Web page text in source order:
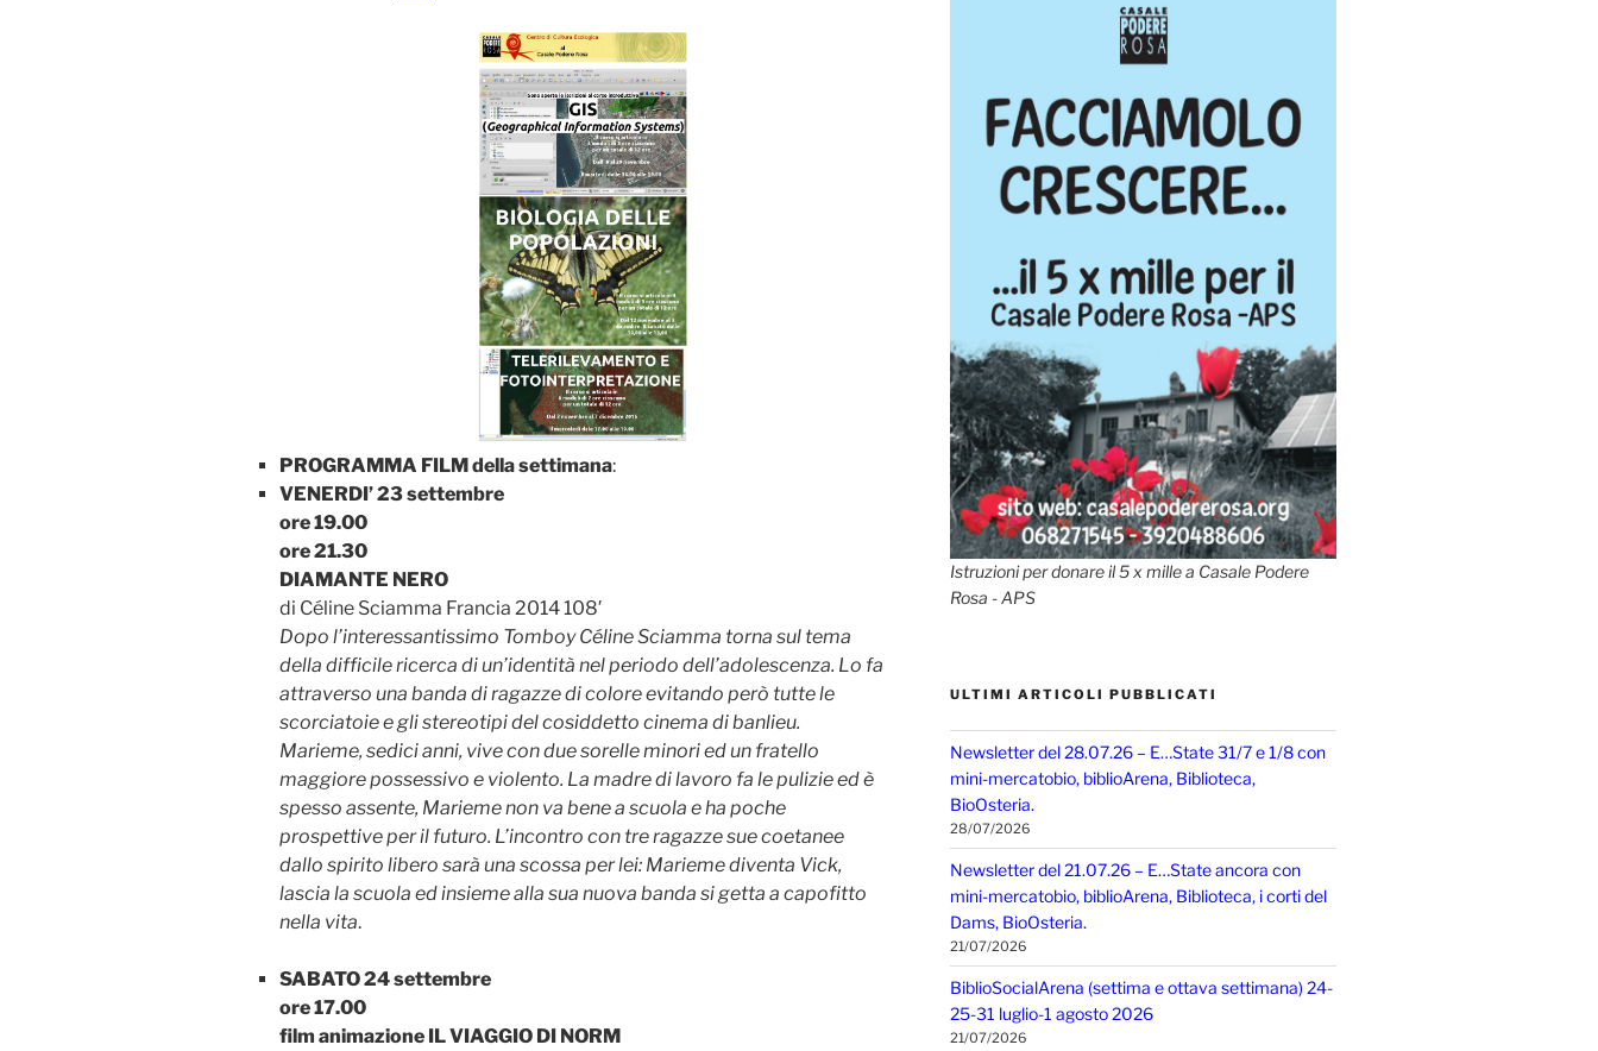
PROGRAMMA FILM della settimana:
VENERDI’ 23 settembre
ore 19.00
ore 21.30
DIAMANTE NERO
di Céline Sciamma Francia 2014 108′
Dopo l’interessantissimo Tomboy Céline Sciamma torna sul tema
della difficile ricerca di un’identità nel periodo dell’adolescenza. Lo fa
attraverso una banda di ragazze di colore evitando però tutte le
scorciatoie e gli stereotipi del cosiddetto cinema di banlieu.
Marieme, sedici anni, vive con due sorelle minori ed un fratello
maggiore possessivo e violento. La madre di lavoro fa le pulizie ed è
spesso assente, Marieme non va bene a scuola e ha poche
prospettive per il futuro. L’incontro con tre ragazze sue coetanee
dallo spirito libero sarà una scossa per lei: Marieme diventa Vick,
lascia la scuola ed insieme alla sua nuova banda si getta a capofitto
nella vita.
SABATO 24 settembre
ore 17.00
film animazione IL VIAGGIO DI NORM
Istruzioni per donare il 5 x mille a Casale Podere
Rosa - APS
ULTIMI ARTICOLI PUBBLICATI
Newsletter del 28.07.26 – E…State 31/7 e 1/8 con
mini-mercatobio, biblioArena, Biblioteca,
BioOsteria.
28/07/2026
Newsletter del 21.07.26 – E…State ancora con
mini-mercatobio, biblioArena, Biblioteca, i corti del
Dams, BioOsteria.
21/07/2026
BiblioSocialArena (settima e ottava settimana) 24-
25-31 luglio-1 agosto 2026
21/07/2026